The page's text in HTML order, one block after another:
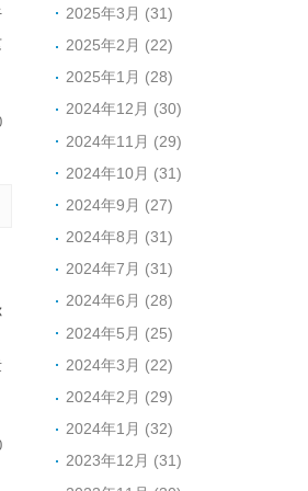
2025年3月 (31)
2025年2月 (22)
2025年1月 (28)
2024年12月 (30)
2024年11月 (29)
2024年10月 (31)
2024年9月 (27)
2024年8月 (31)
2024年7月 (31)
2024年6月 (28)
2024年5月 (25)
2024年3月 (22)
2024年2月 (29)
2024年1月 (32)
2023年12月 (31)